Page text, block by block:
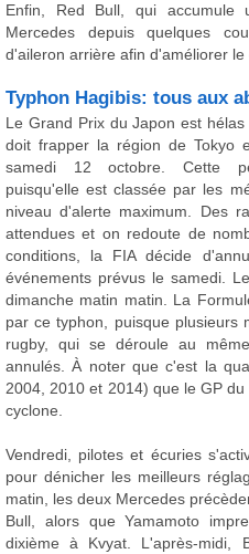
Enfin, Red Bull, qui
Mercedes depuis quelques
d'aileron arrière afin d'améliorer
Typhon Hagibis: tous aux
Le Grand Prix du Japon est
doit frapper la région de Tokyo
samedi 12 octobre. Cette
puisqu'elle est classée par les
niveau d'alerte maximum. Des
attendues et on redoute de
conditions, la FIA décide
événements prévus le samedi.
dimanche matin matin. La
par ce typhon, puisque plusieurs
rugby, qui se déroule au
annulés. À noter que c'est la
2004, 2010 et 2014) que le GP
cyclone.
Vendredi, pilotes et écuries
pour dénicher les meilleurs
matin, les deux Mercedes
Bull, alors que Yamamoto
dixième à Kvyat. L'après-midi,